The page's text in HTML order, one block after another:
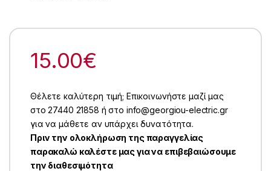
15.00€
Θέλετε καλύτερη τιμή; Επικοινωνήστε μαζί μας
στο 27440 21858 ή στο info@georgiou-electric.gr
για να μάθετε αν υπάρχει δυνατότητα.
Πριν την ολοκλήρωση της παραγγελίας
παρακαλώ καλέστε μας για να επιβεβαιώσουμε
την διαθεσιμότητα